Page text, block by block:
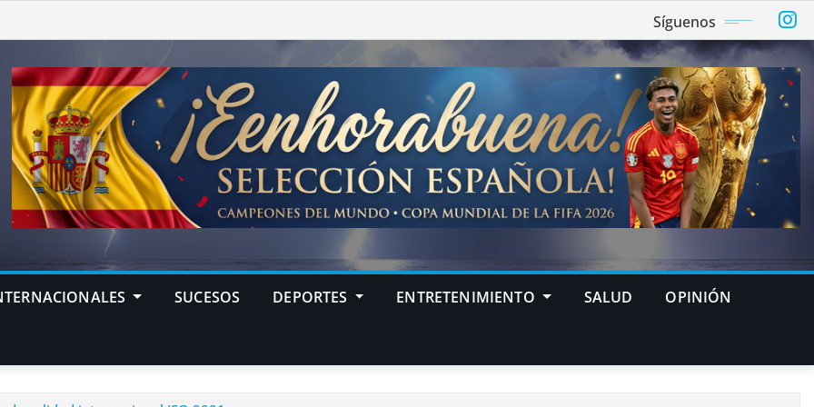
Síguenos
SUCESOS DEPORTES ENTRETENIMIENTO SALUD OPINIÓN